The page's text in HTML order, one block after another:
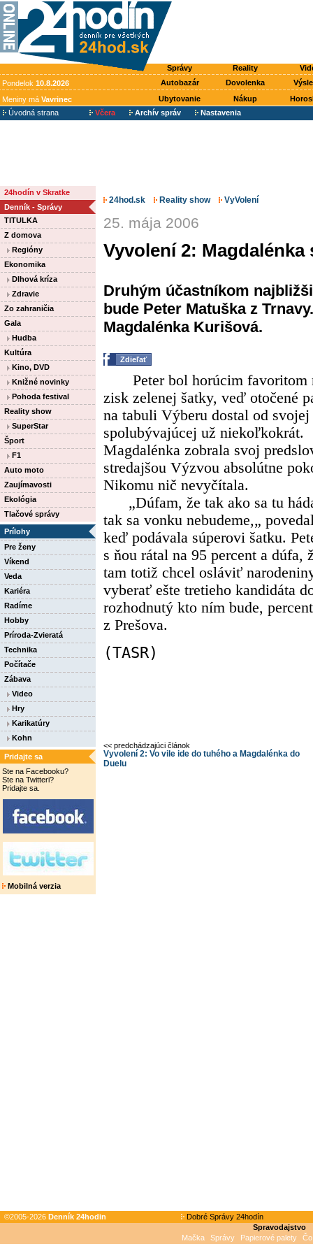
Správy Reality
Pondelok 10.8.2026 Autobazár Dovolenka
Meniny má Vavrinec Ubytovanie Nákup
Úvodná strana
Včera Archív správ Nastavenia
24hodín v Skratke
Denník - Správy
TITULKA
Z domova
Regióny
Ekonomika
Dlhová kríza
Zdravie
Zo zahraničia
Gala
Hudba
Kultúra
Kino, DVD
Knižné novinky
Pohoda festival
Reality show
SuperStar
Šport
F1
Auto moto
Zaujímavosti
Ekológia
Tlačové správy
Prílohy
Pre ženy
Víkend
Veda
Kariéra
Radíme
Hobby
Príroda-Zvieratá
Technika
Počítače
Zábava
Video
Hry
Karikatúry
Kohn
Pridajte sa
Ste na Facebooku?
Ste na Twitteri?
Pridajte sa.
Mobilná verzia
24hod.sk Reality show VyVolení
25. mája 2006
Vyvolení 2:
Druhým účastníkom
bude Peter Matuška z
Magdalénka Kurišová.
Zdieľať
Peter bol horúcim favoritom
zisk zelenej šatky, veď otočené
na tabuli Výberu dostal od svojej
spolubývajúcej už niekoľkokrát.
Magdalénka zobrala svoj
stredajšou Výzvou absolútne
Nikomu nič nevyčítala.
„Dúfam, že tak ako sa tu
tak sa vonku nebudeme,„
keď podávala súperovi šatku.
s ňou rátal na 95 percent a
tam totiž chcel osláviť
vyberať ešte tretieho kandidáta
rozhodnutý kto ním bude,
z Prešova.
(TASR)
<< predchádzajúci článok
Vyvolení 2: Vo vile ide do tuhého a Magdalénka do
Duelu
©2005-2026 Denník 24hodin
Dobré Správy 24hodín
Spravodajstvo
Mačka
Správy Papierové palety